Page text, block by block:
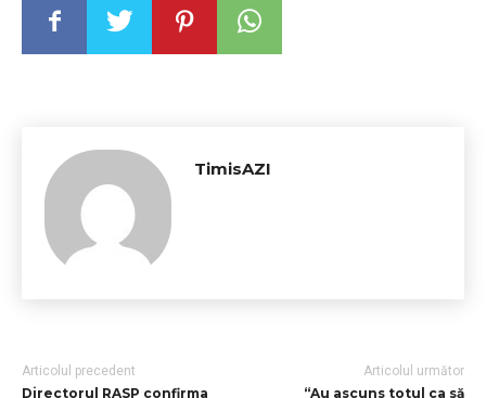
TimisAZI
Articolul precedent
Directorul RASP confirma
Articolul următor
“Au ascuns totul ca să